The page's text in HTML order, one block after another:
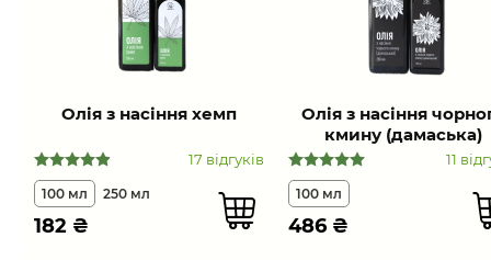
Олія з насіння хемп
17 відгуків
100 мл 250 мл
182 ₴
Олія з насіння
кмину (дамаська)
11
100 мл
486 ₴